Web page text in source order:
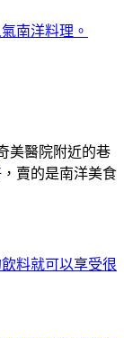
南洋料理。
美醫院附近的巷
賣的是南洋美食
料就可以享受很